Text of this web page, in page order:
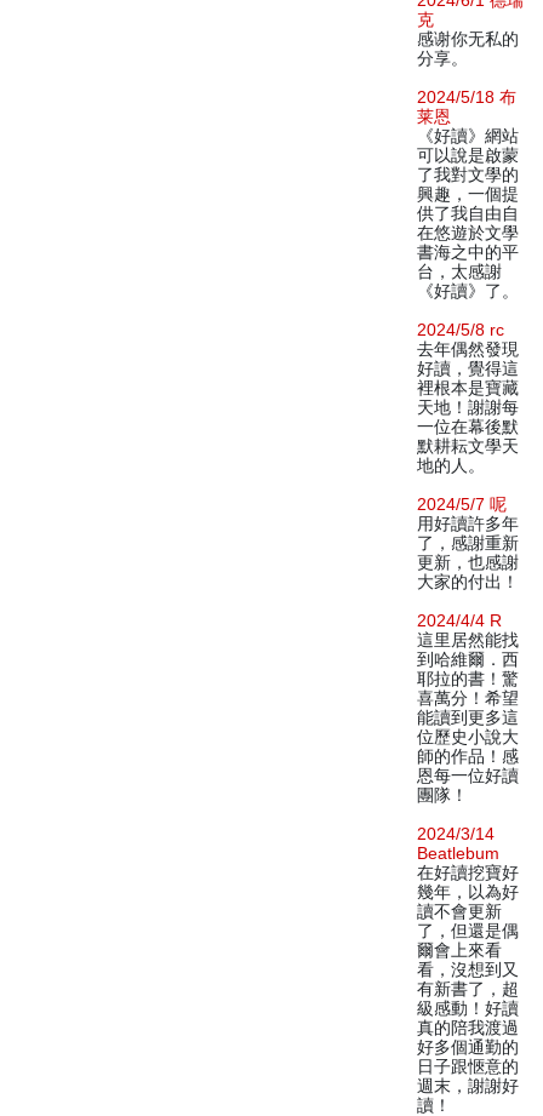
克
感谢你无私的
分享。
2024/5/18 布
莱恩
《好讀》網站
可以說是啟蒙
了我對文學的
興趣，一個提
供了我自由自
在悠遊於文學
書海之中的平
台，太感謝
《好讀》了。
2024/5/8 rc
去年偶然發現
好讀，覺得這
裡根本是寶藏
天地！謝謝每
一位在幕後默
默耕耘文學天
地的人。
2024/5/7 呢
用好讀許多年
了，感謝重新
更新，也感謝
大家的付出！
2024/4/4 R
這里居然能找
到哈維爾．西
耶拉的書！驚
喜萬分！希望
能讀到更多這
位歷史小說大
師的作品！感
恩每一位好讀
團隊！
2024/3/14
Beatlebum
在好讀挖寶好
幾年，以為好
讀不會更新
了，但還是偶
爾會上來看
看，沒想到又
有新書了，超
級感動！好讀
真的陪我渡過
好多個通勤的
日子跟愜意的
週末，謝謝好
讀！